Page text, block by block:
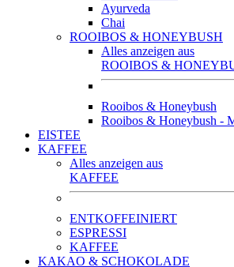
Ayurveda
Chai
ROOIBOS & HONEYBUSH
Alles anzeigen aus
ROOIBOS &
Rooibos & Honeybush
Rooibos & Honeybush -
EISTEE
KAFFEE
Alles anzeigen aus
KAFFEE
ENTKOFFEINIERT
ESPRESSI
KAFFEE
KAKAO & SCHOKOLADE